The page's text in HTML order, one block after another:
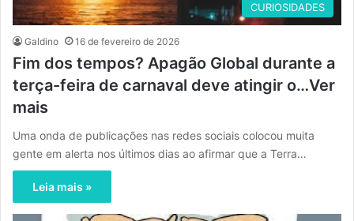
CURIOSIDADES
Galdino 16 de fevereiro de 2026
Fim dos tempos? Apagão Global durante a
terça-feira de carnaval deve atingir o…Ver
mais
Uma onda de publicações nas redes sociais colocou muita
gente em alerta nos últimos dias ao afirmar que a Terra…
Leia mais »